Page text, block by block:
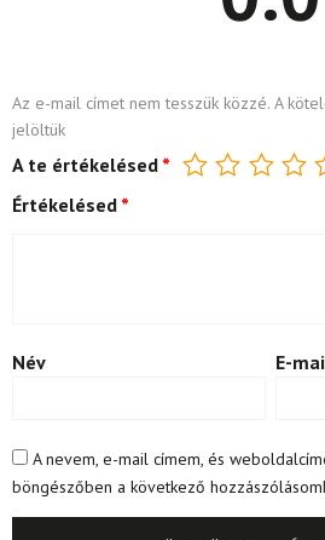
Az e-mail címet nem tesszük közzé. A
jelöltük
A te értékelésed *
Értékelésed *
Név E-
A nevem, e-mail címem, és
böngészőben a következő